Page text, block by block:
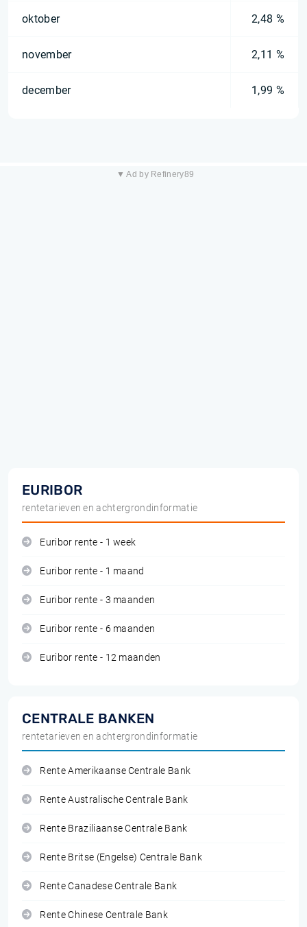
oktober 2,48 %
november 2,11 %
december 1,99 %
▼ Ad by Refinery89
EURIBOR
rentetarieven en achtergrondinformatie
Euribor rente - 1 week
Euribor rente - 1 maand
Euribor rente - 3 maanden
Euribor rente - 6 maanden
Euribor rente - 12 maanden
CENTRALE BANKEN
rentetarieven en achtergrondinformatie
Rente Amerikaanse Centrale Bank
Rente Australische Centrale Bank
Rente Braziliaanse Centrale Bank
Rente Britse (Engelse) Centrale Bank
Rente Canadese Centrale Bank
Rente Chinese Centrale Bank